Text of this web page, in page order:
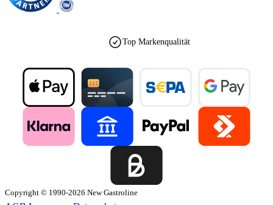
Top Markenqualität
Copyright © 1990-2026 New Gastroline